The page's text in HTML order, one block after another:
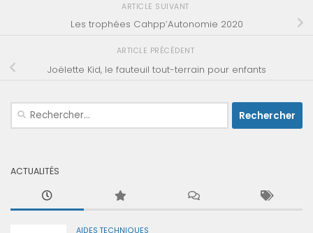
ARTICLE SUIVANT
Les trophées Cahpp’Autonomie 2020
ARTICLE PRÉCÉDENT
Joëlette Kid, le fauteuil tout-terrain pour enfants
Rechercher :
ACTUALITÉS
AIDES TECHNIQUES